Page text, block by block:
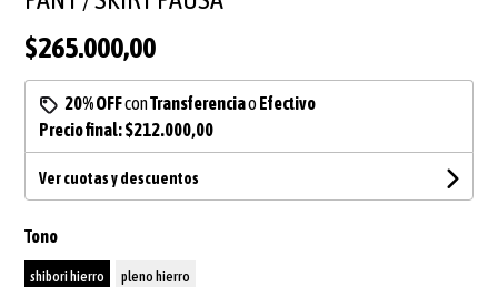
$265.000,00
20% OFFconTransferenciaoEfectivo
Precio final:$212.000,00
Ver cuotas y descuentos
Tono
shibori hierro pleno hierro